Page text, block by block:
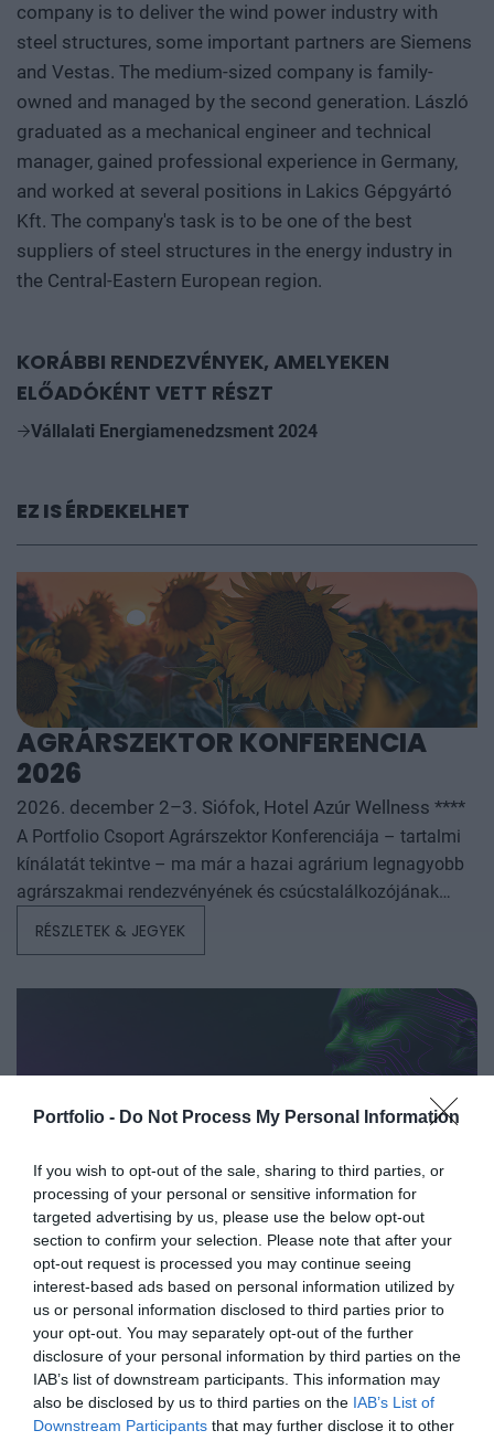
Portfolio - Do Not Process My Personal Information
If you wish to opt-out of the sale, sharing to third parties, or
processing of your personal or sensitive information for
targeted advertising by us, please use the below opt-out
section to confirm your selection. Please note that after your
opt-out request is processed you may continue seeing
interest-based ads based on personal information utilized by
us or personal information disclosed to third parties prior to
your opt-out. You may separately opt-out of the further
disclosure of your personal information by third parties on the
IAB’s list of downstream participants. This information may
also be disclosed by us to third parties on the IAB’s List of
Downstream Participants that may further disclose it to other
company is to deliver the wind power industry with
steel structures, some important partners are Siemens
and Vestas. The medium-sized company is family-
owned and managed by the second generation. László
graduated as a mechanical engineer and technical
manager, gained professional experience in Germany,
and worked at several positions in Lakics Gépgyártó
Kft. The company's task is to be one of the best
suppliers of steel structures in the energy industry in
the Central-Eastern European region.
KORÁBBI RENDEZVÉNYEK, AMELYEKEN
ELŐADÓKÉNT VETT RÉSZT
Vállalati Energiamenedzsment 2024
EZ IS ÉRDEKELHET
AGRÁRSZEKTOR KONFERENCIA
2026
2026. december 2–3. Siófok, Hotel Azúr Wellness ****
A Portfolio Csoport Agrárszektor Konferenciája – tartalmi
kínálatát tekintve – ma már a hazai agrárium legnagyobb
agrárszakmai rendezvényének és csúcstalálkozójának
számít. A konferencia célja, hogy összegezze és elemezze
az agrárpiaci szereplők sikeres üzleti és beruházási
döntéseihez. A konferencia háromnapos szakmai
programmal várja az érdeklődőket: az esemény ünnepélyes
összetett és kimerítően részletes egész napos szakmai
államigazgatási, banki, vállalati és érdekképviseleti szféra
csúcsvezetői nyújtanak első kézből származó, releváns
információkat, amelyek az agrárgazdaság valamennyi
szereplője – a termelők, az élelmiszergyártók és a
kereskedők – számára egyaránt hasznos tájékoztatásul
szolgálhatnak. Emellett a rendezvény széles
körű bemutatkozási és piacépítési lehetőséget biztosít az
agráriumot kiszolgáló vállalkozások – inputgyártók,
integrátorok, gépforgalmazók, finanszírozási és egyéb
szolgáltatók – számára. A konferencia a tartalmas
RÉSZLETEK & JEGYEK
AI & DIGITAL TRANSFORMATION
2026
2026. november 26. Marriott Hotel
Elképesztő ütemben digitalizálódik az életünk és ezzel
együtt a vállalatok működése, a papír alapú folyamatok
megszűnnek, a fiókokba, személyes ügyintézésre csak a
legkomplexebb ügyekben járunk, digitális csatornákon 0-24
órában kommunikálunk, ügyeket intézünk. Ám most a
digitális világot, a belső működést és az ügyfél front-
endeket is feje tetejére állítja az AI-forradalom, és az
RÉSZLETEK & JEGYEK